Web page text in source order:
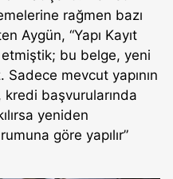
rağmen bazı
Aygün, “Yapı Kayıt
etmiştik; bu belge, yeni
Sadece mevcut yapının
başvurularında
yeniden
göre yapılır”